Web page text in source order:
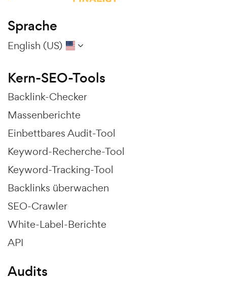
Sprache
English (US)
Kern-SEO-Tools
Backlink-Checker
Massenberichte
Einbettbares Audit-Tool
Keyword-Recherche-Tool
Keyword-Tracking-Tool
Backlinks überwachen
SEO-Crawler
White-Label-Berichte
API
Audits